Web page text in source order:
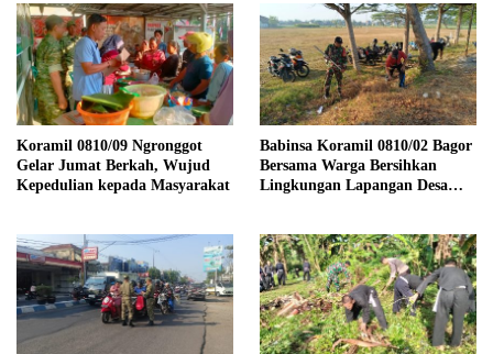
Koramil 0810/09 Ngronggot
Gelar Jumat Berkah, Wujud
Kepedulian kepada Masyarakat
Babinsa Koramil 0810/02 Bagor
Bersama Warga Bersihkan
Lingkungan Lapangan Desa